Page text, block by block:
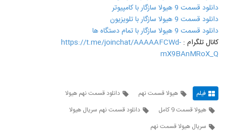
دانلود قسمت 9 هیولا سازگار با کامپیوتر
دانلود قسمت 9 هیولا سازگار با تلویزیون
دانلود قسمت 9 هیولا سازگار با تمام دستگاه ها
کانال تلگرام : https://t.me/joinchat/AAAAAFCWd-
mX9BAnMRoX_Q
فیلم هیولا قسمت نهم
دانلود قسمت نهم هیولا
هیولا قسمت 9 کامل
دانلود قسمت نهم سریال هیولا
سریال هیولا قسمت نهم